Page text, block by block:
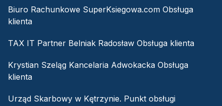
Biuro Rachunkowe SuperKsiegowa.com Obsługa
klienta
TAX IT Partner Belniak Radosław Obsługa klienta
Krystian Szeląg Kancelaria Adwokacka Obsługa
klienta
Urząd Skarbowy w Kętrzynie. Punkt obsługi